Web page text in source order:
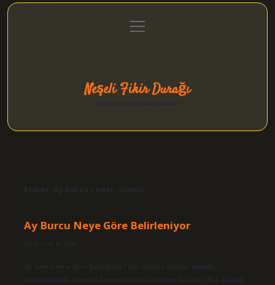
Gizlilik Politikası
menüyü
aç
Neşeli Fikir Durağı
Etiket: Ay burcu neden önemli
Ay Burcu Neye Göre Belirleniyor
Tarih: Eylül 19, 2024
Ay burcu neye göre belirlenir? Bir kişinin doğum anında
gökyüzündeki güneşin konumu onun burcunu belirler. Bir kişinin